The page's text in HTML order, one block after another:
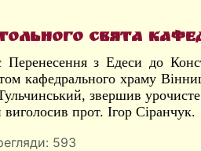
свята
з Едеси до
кафедрального храму
звершив урочисте
прот. Ігор Сіранчук.
593